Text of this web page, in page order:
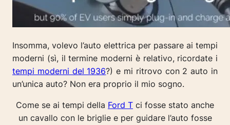
Insomma, volevo l’auto elettrica per passare ai tempi
moderni (sì, il termine moderni è relativo, ricordate i
tempi moderni del 1936?) e mi ritrovo con 2 auto in
un’unica auto? Non era proprio il mio sogno.
Come se ai tempi della Ford T ci fosse stato anche
un cavallo con le briglie e per guidare l’auto fosse